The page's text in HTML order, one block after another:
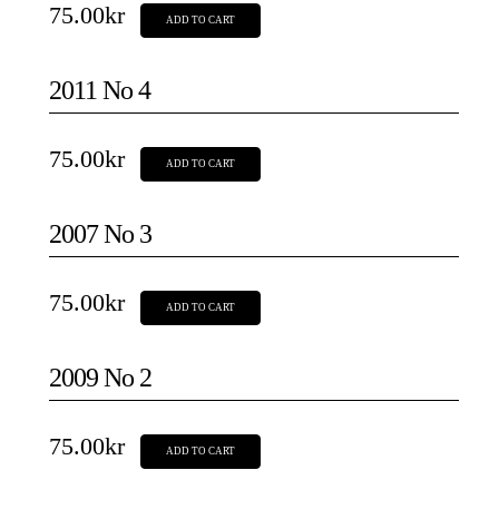
75.00kr ADD TO CART
2011 No 4
75.00kr ADD TO CART
2007 No 3
75.00kr ADD TO CART
2009 No 2
75.00kr ADD TO CART